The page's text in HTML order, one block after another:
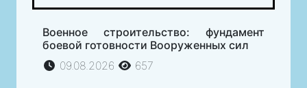
Военное строительство: фундамент
боевой готовности Вооруженных сил
09.08.2026
657